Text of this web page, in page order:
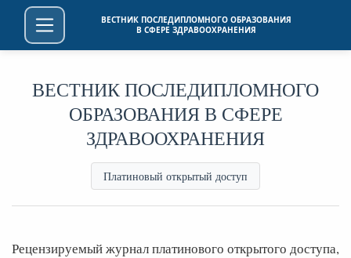
ВЕСТНИК ПОСЛЕДИПЛОМНОГО ОБРАЗОВАНИЯ
В СФЕРЕ ЗДРАВООХРАНЕНИЯ
ВЕСТНИК ПОСЛЕДИПЛОМНОГО
ОБРАЗОВАНИЯ В СФЕРЕ
ЗДРАВООХРАНЕНИЯ
Платиновый открытый доступ
Рецензируемый журнал платинового открытого доступа,